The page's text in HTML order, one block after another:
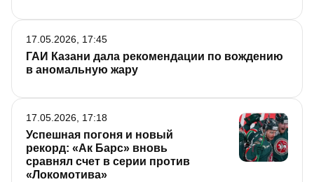
ГАИ Казани дала рекомендации по вождению
в аномальную жару
17.05.2026, 17:45
Успешная погоня и новый
рекорд: «Ак Барс» вновь
сравнял счет в серии против
«Локомотива»
17.05.2026, 17:18